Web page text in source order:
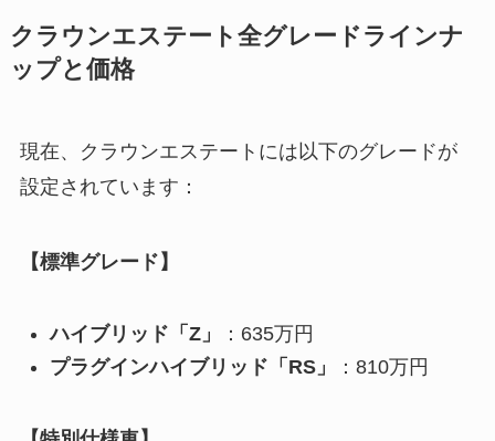
クラウンエステート全グレードラインナ
ップと価格
現在、クラウンエステートには以下のグレードが
設定されています：
【標準グレード】
ハイブリッド「Z」
：635万円
プラグインハイブリッド「RS」
：810万円